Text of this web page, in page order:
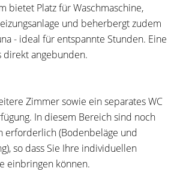
bietet Platz für Waschmaschine,
und beherbergt zudem
- ideal für entspannte Stunden. Eine
direkt angebunden.
Zimmer sowie ein separates WC
In diesem Bereich sind noch
erforderlich (Bodenbeläge und
so dass Sie Ihre individuellen
einbringen können.